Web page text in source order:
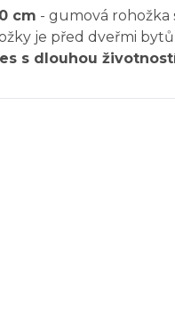
cm - gumová
je před dveřmi
s dlouhou